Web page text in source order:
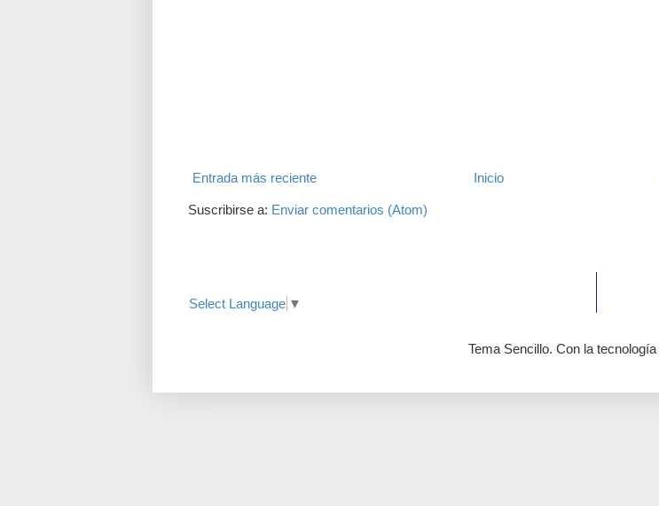
Entrada más reciente Inicio
Suscribirse a: Enviar comentarios (Atom)
Select Language ▼
Tema Sencillo. Con la tecnología